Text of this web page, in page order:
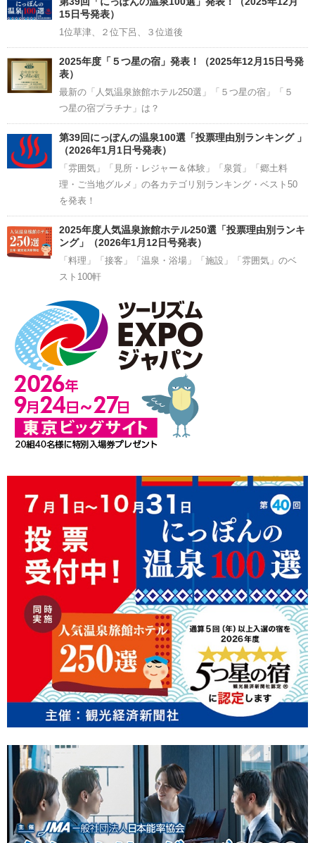
15日号発表）
1位草津、２位下呂、３位道後
2025年度「５つ星の宿」発表！（2025年12月15日号発
表）
最新の「人気温泉旅館ホテル250選」「５つ星の宿」「５
つ星の宿プラチナ」は？
第39回にっぽんの温泉100選「投票理由別ランキング 」
（2026年1月1日号発表）
「雰囲気」「見所・レジャー＆体験」「泉質」「郷土料
理・ご当地グルメ」の各カテゴリ別ランキング・ベスト50
を発表！
2025年度人気温泉旅館ホテル250選「投票理由別ランキ
ング」（2026年1月12日号発表）
「料理」「接客」「温泉・浴場」「施設」「雰囲気」のベ
スト100軒